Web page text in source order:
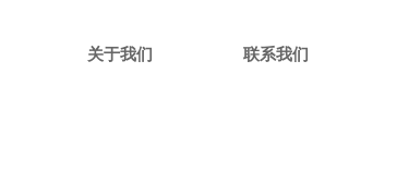
关于我们 联系我们